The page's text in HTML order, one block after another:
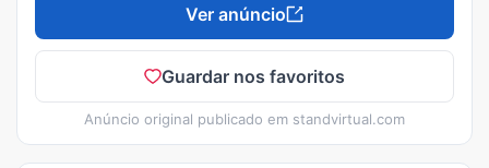
Ver anúncio
Guardar nos favoritos
Anúncio original publicado em standvirtual.com